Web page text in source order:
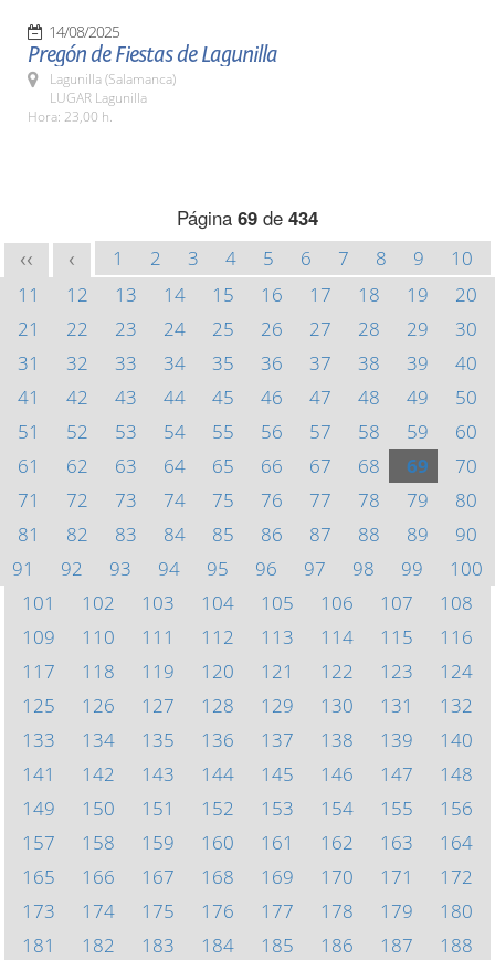
14/08/2025
Pregón de Fiestas de Lagunilla
Lagunilla (Salamanca)
LUGAR Lagunilla
Hora: 23,00 h.
Página 69 de 434
<< < 1 2 3 4 5 6 7 8 9
10
11
12 13 14 15 16 17 18 19
20
21
22 23 24 25 26 27 28 29
30
31
32 33 34 35 36 37 38 39
40
41
42 43 44 45 46 47 48 49
50
51
52 53 54 55 56 57 58 59
60
61
62 63 64 65 66 67 68 69
70
71
72 73 74 75 76 77 78 79
80
81
82 83 84 85 86 87 88 89
90
91
92 93 94 95 96 97 98 99
100
101
102 103 104 105 106 107
108
109
110 111 112 113 114 115
116
117
118 119 120 121 122 123
124
125
126 127 128 129 130 131
132
133
134 135 136 137 138 139
140
141
142 143 144 145 146 147
148
149
150 151 152 153 154 155
156
157
158 159 160 161 162 163
164
165
166 167 168 169 170 171
172
173
174 175 176 177 178 179
180
181
182 183 184 185 186 187
188